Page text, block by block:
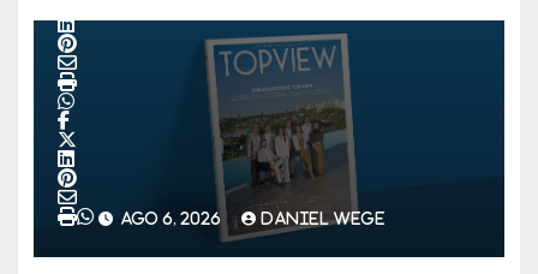
AGO 6, 2026 DANIEL WEGE